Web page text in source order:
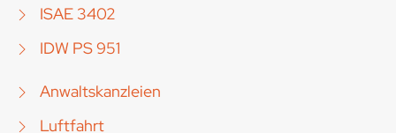
ISAE 3402
IDW PS 951
Anwaltskanzleien
Luftfahrt